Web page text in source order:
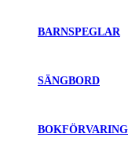
BARNSPEGLAR
SÄNGBORD
BOKFÖRVARING